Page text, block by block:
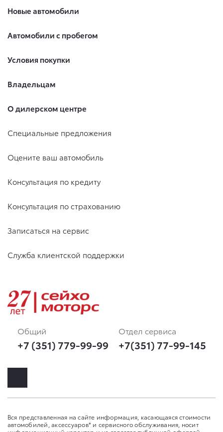
Новые автомобили
Автомобили с пробегом
Условия покупки
Владельцам
О дилерском центре
Специальные предложения
Оцените ваш автомобиль
Консультация по кредиту
Консультация по страхованию
Записаться на сервис
Служба клиентской поддержки
Общий
+7 (351) 779-99-99
Отдел сервиса
+7(351) 77-99-145
Вся представленная на сайте информация, касающаяся стоимости
автомобилей, аксессуаров* и сервисного обслуживания, носит